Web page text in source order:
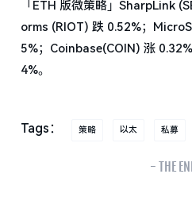
「ETH 版微策略」SharpLink
orms (RIOT) 跌 0.52%；
5%；Coinbase(COIN) 涨
4%。
Tags： 策略 以太 私募
- THE